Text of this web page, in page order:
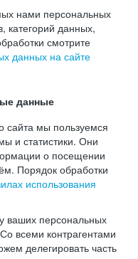
нами персональных
категорий данных,
смотрите
данных на сайте
данные
сайта мы пользуемся
и статистики. Они
о посещении
Порядок обработки
использования
ваших персональных
всеми контрагентами
делегировать часть